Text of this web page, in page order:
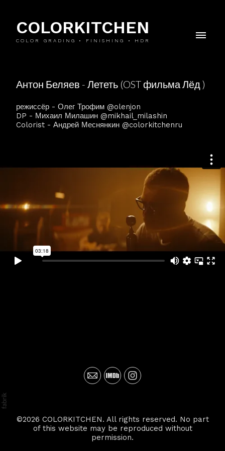
COLORKITCHEN
COLOR GRADING • FINISHING • HDR
Антон Беляев - Лететь (OST фильма Лёд )
режиссёр - Олег Трофим @olenjon
DP - Михаил Милашин @mikhail_milashin
Colorist - Андрей Меснянкин @colorkitchenru
©2026 COLORKITCHEN. All rights reserved. No part
of this website may be reproduced without
permission.